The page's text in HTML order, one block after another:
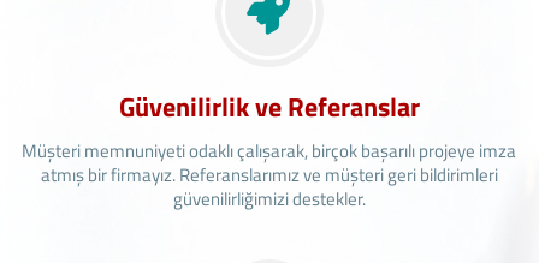
Güvenilirlik ve Referanslar
Müşteri memnuniyeti odaklı çalışarak, birçok başarılı projeye imza
atmış bir firmayız. Referanslarımız ve müşteri geri bildirimleri
güvenilirliğimizi destekler.